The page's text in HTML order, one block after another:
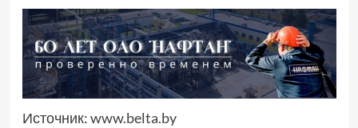
Источник:www.belta.by